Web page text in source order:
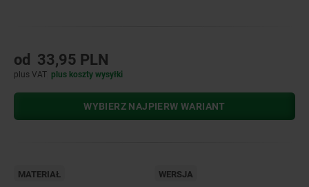
od 33,95 PLN
plus VAT plus koszty wysyłki
WYBIERZ NAJPIERW WARIANT
MATERIAŁ WERSJA